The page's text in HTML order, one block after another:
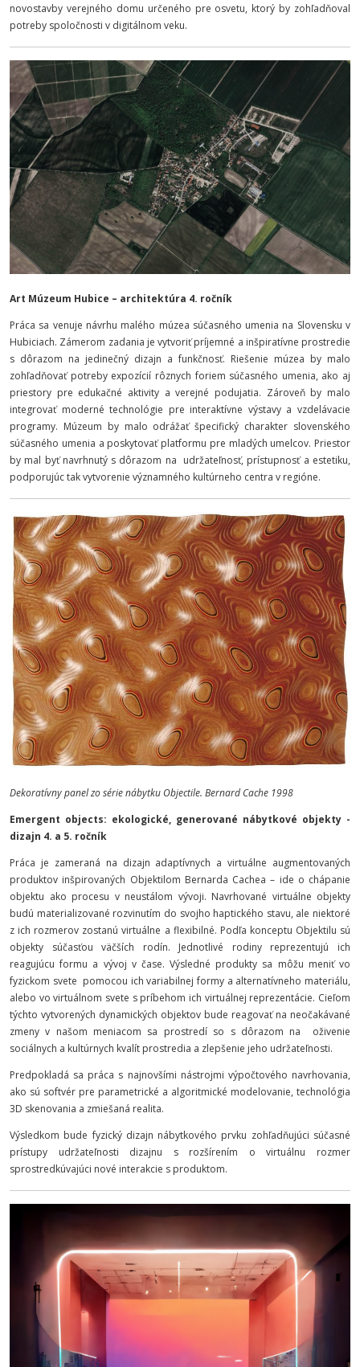
novostavby verejného domu určeného pre osvetu, ktorý by zohľadňoval
potreby spoločnosti v digitálnom veku.
Art Múzeum Hubice – architektúra 4. ročník
Práca sa venuje návrhu malého múzea súčasného umenia na Slovensku v
Hubiciach. Zámerom zadania je vytvoriť príjemné a inšpiratívne prostredie
s dôrazom na jedinečný dizajn a funkčnosť. Riešenie múzea by malo
zohľadňovať potreby expozícií rôznych foriem súčasného umenia, ako aj
priestory pre edukačné aktivity a verejné podujatia. Zároveň by malo
integrovať moderné technológie pre interaktívne výstavy a vzdelávacie
programy. Múzeum by malo odrážať špecifický charakter slovenského
súčasného umenia a poskytovať platformu pre mladých umelcov. Priestor
by mal byť navrhnutý s dôrazom na udržateľnosť, prístupnosť a estetiku,
podporujúc tak vytvorenie významného kultúrneho centra v regióne.
Dekoratívny panel zo série nábytku Objectile. Bernard Cache 1998
Emergent objects: ekologické, generované nábytkové objekty -
dizajn 4. a 5. ročník
Práca je zameraná na dizajn adaptívnych a virtuálne augmentovaných
produktov inšpirovaných Objektilom Bernarda Cachea – ide o chápanie
objektu ako procesu v neustálom vývoji. Navrhované virtuálne objekty
budú materializované rozvinutím do svojho haptického stavu, ale niektoré
z ich rozmerov zostanú virtuálne a flexibilné. Podľa konceptu Objektilu sú
objekty súčasťou väčších rodín. Jednotlivé rodiny reprezentujú ich
reagujúcu formu a vývoj v čase. Výsledné produkty sa môžu meniť vo
fyzickom svete pomocou ich variabilnej formy a alternatívneho materiálu,
alebo vo virtuálnom svete s príbehom ich virtuálnej reprezentácie. Cieľom
týchto vytvorených dynamických objektov bude reagovať na neočakávané
zmeny v našom meniacom sa prostredí so s dôrazom na oživenie
sociálnych a kultúrnych kvalít prostredia a zlepšenie jeho udržateľnosti.
Predpokladá sa práca s najnovšími nástrojmi výpočtového navrhovania,
ako sú softvér pre parametrické a algoritmické modelovanie, technológia
3D skenovania a zmiešaná realita.
Výsledkom bude fyzický dizajn nábytkového prvku zohľadňujúci súčasné
prístupy udržateľnosti dizajnu s rozšírením o virtuálnu rozmer
sprostredkúvajúci nové interakcie s produktom.